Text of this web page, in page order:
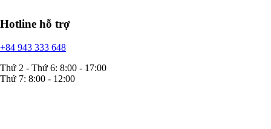
Hotline hỗ trợ
+84 943 333 648
Thứ 2 - Thứ 6: 8:00 - 17:00
Thứ 7: 8:00 - 12:00